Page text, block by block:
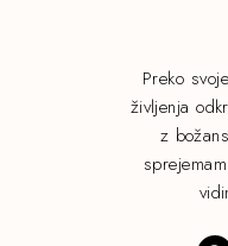
Preko
življenja
z